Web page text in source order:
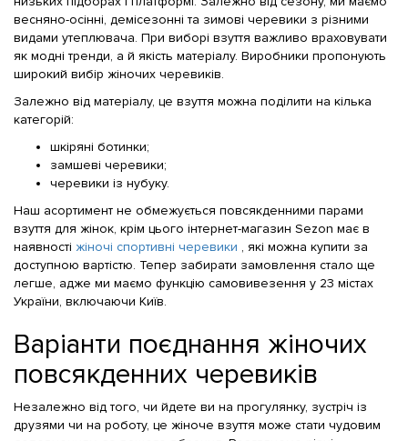
весняно-осінні, демісезонні та зимові черевики з різними
видами утеплювача. При виборі взуття важливо враховувати
як модні тренди, а й якість матеріалу. Виробники пропонують
широкий вибір жіночих черевиків.
Залежно від матеріалу, це взуття можна поділити на кілька
категорій:
шкіряні ботинки;
замшеві черевики;
черевики із нубуку.
Наш асортимент не обмежується повсякденними парами
взуття для жінок, крім цього інтернет-магазин Sezon має в
наявності жіночі спортивні черевики , які можна купити за
доступною вартістю. Тепер забирати замовлення стало ще
легше, адже ми маємо функцію самовивезення у 23 містах
України, включаючи Київ.
Варіанти поєднання жіночих
повсякденних черевиків
Незалежно від того, чи йдете ви на прогулянку, зустріч із
друзями чи на роботу, це жіноче взуття може стати чудовим